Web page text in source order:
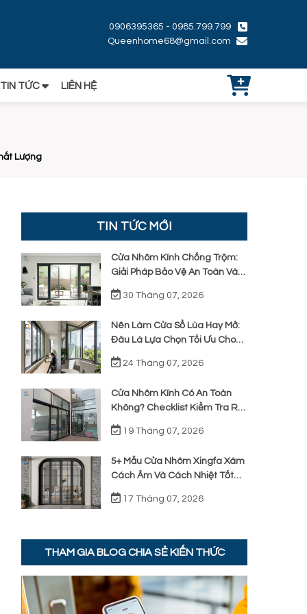
0906395365 - 0985.799.799
Queenhome68@gmail.com
TIN TỨC LIÊN HỆ
Lượng
TIN TỨC MỚI
Cửa Nhôm Kính Chống Trộm:
Giải Pháp Bảo Vệ An Toàn Và
Cách Nhận Diện Chất Lượng
Thực Tế
30 Tháng 07, 2026
Nên Làm Cửa Sổ Lùa Hay Mở:
Đâu Là Lựa Chọn Tối Ưu Cho
Không Gian?
24 Tháng 07, 2026
Cửa Nhôm Kính Có An Toàn
Không? Checklist Kiểm Tra Rủi
Ro Cho Chủ Nhà
19 Tháng 07, 2026
5+ Mẫu Cửa Nhôm Xingfa Xám
Cách Âm Và Cách Nhiệt Tốt
Nhất
17 Tháng 07, 2026
THAM GIA BLOG CHIA SẺ KIẾN THỨC